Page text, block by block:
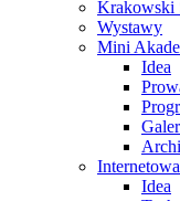
Krakowski
Wystawy
Mini
Idea
Idea